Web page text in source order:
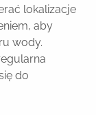
lokalizacje
aby
wody.
do